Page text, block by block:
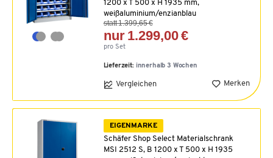
1200 x T 500 x H 1935 mm,
weißaluminium/enzianblau
statt 1.399,65 €
nur 1.299,00 €
pro Set
Lieferzeit: innerhalb 3 Wochen
Vergleichen Merken
EIGENMARKE
Schäfer Shop Select Materialschrank
MSI 2512 S, B 1200 x T 500 x H 1935